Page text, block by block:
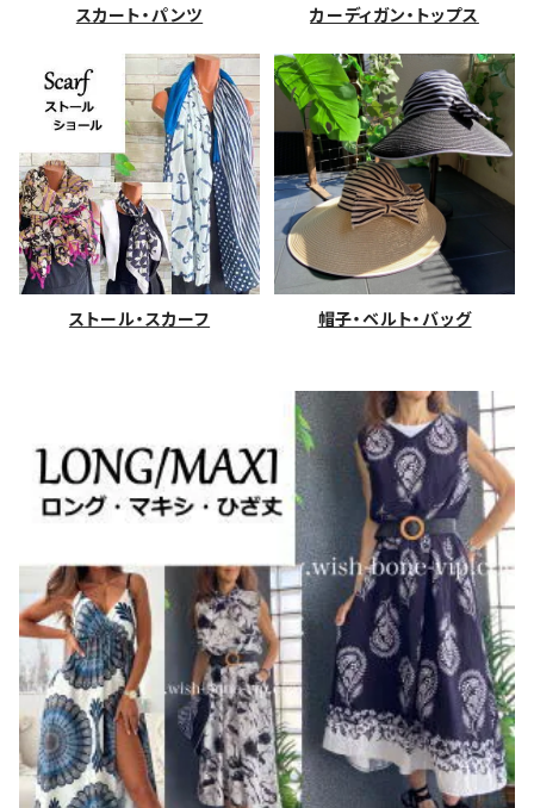
スカート・パンツ カーディガン・トップス
ストール・スカーフ 帽子・ベルト・バッグ